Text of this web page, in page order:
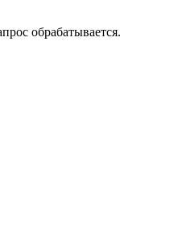
обрабатывается.